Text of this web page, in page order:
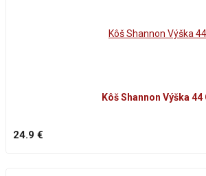
Kôš Shannon Výška 44
24.9 €